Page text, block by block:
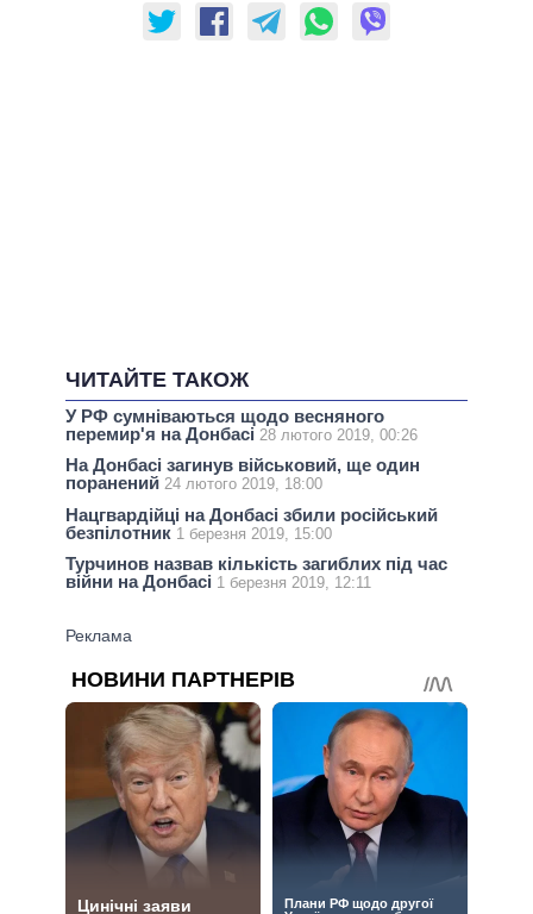
ЧИТАЙТЕ ТАКОЖ
У РФ сумніваються щодо весняного
перемир'я на Донбасі 28 лютого 2019, 00:26
На Донбасі загинув військовий, ще один
поранений 24 лютого 2019, 18:00
Нацгвардійці на Донбасі збили російський
безпілотник 1 березня 2019, 15:00
Турчинов назвав кількість загиблих під час
війни на Донбасі 1 березня 2019, 12:11